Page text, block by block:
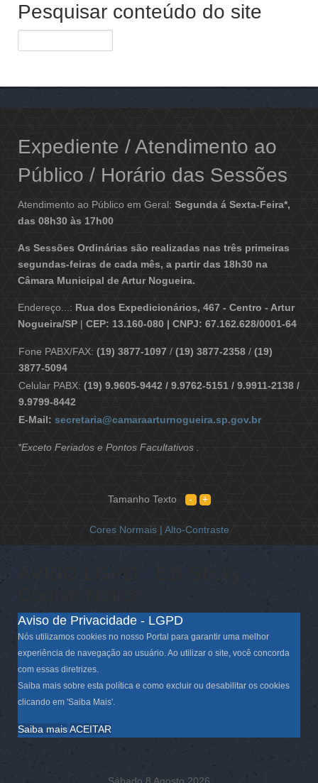
Pesquisar conteúdo do site
Expediente / Atendimento ao
Público / Horário das Sessões
Atendimento ao Público em Geral: Segunda á Sexta-Feira*,
das 08h30 às 17h00
As Sessões Ordinárias são realizadas nas três primeiras
segundas-feiras de cada mês, a partir das 18h30 na
Câmara Municipal de Artur Nogueira.
Endereço...: Rua dos Expedicionários, 467 - Centro - Artur
Nogueira/SP | CEP: 13.160-080 | CNPJ: 67.162.628/0001-64
Fone PABX/FAX: (19) 3877-1097 / (19) 3877-2358 / (19)
3877-5094
Celular PABX: (19) 9.9605-9442 / 9.9762-5151 / 9.9911-2138 /
9.9799-8442
E-Mail: secretaria@camaraarturnogueira.sp.gov.br
*Exceto Feriados e Pontos Facultativos .
Tamanho Texto
Cores Normais | Alto-Contraste
AVISO LGPD - EB Sticky
Cookie Notice
Aviso de Privacidade - LGPD
Nós utilizamos cookies no nosso Portal para garantir uma melhor
experiência de navegação ao usuário. Ao utilizar o site, você concorda
com essas diretrizes.
Saiba mais sobre esta política e como excluir ou desabilitar os cookies
clicando em 'Saiba Mais'.
Saiba maisACEITAR